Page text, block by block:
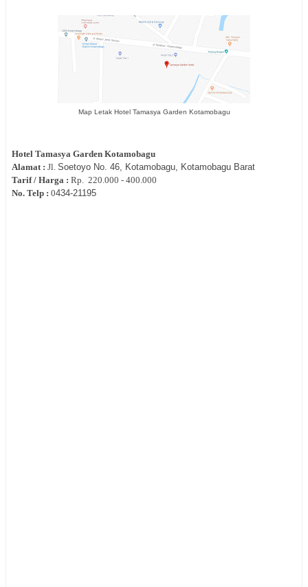
Map Letak Hotel Tamasya Garden Kotamobagu
Hotel Tamasya Garden Kotamobagu
Alamat : Jl. Soetoyo No. 46, Kotamobagu, Kotamobagu Barat
Tarif / Harga : Rp. 220.000 - 400.000
No. Telp : 0434-21195